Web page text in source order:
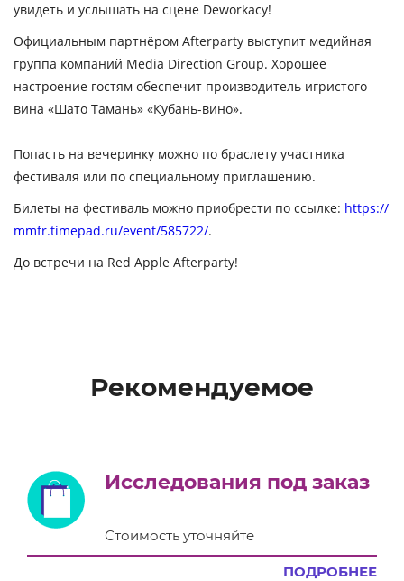
увидеть и услышать на сцене Deworkacy!
Официальным партнёром Afterparty выступит медийная
группа компаний Media Direction Group. Хорошее
настроение гостям обеспечит производитель игристого
вина «Шато Тамань» «Кубань-вино».
Попасть на вечеринку можно по браслету участника
фестиваля или по специальному приглашению.
Билеты на фестиваль можно приобрести по ссылке: https://
mmfr.timepad.ru/event/585722/.
До встречи на Red Apple Afterparty!
Рекомендуемое
Исследования под заказ
Стоимость уточняйте
ПОДРОБНЕЕ